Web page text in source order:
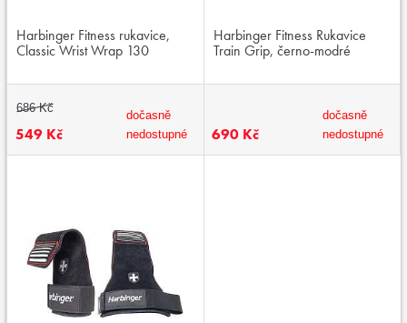
Harbinger Fitness rukavice,
Classic Wrist Wrap 130
686 Kč
549 Kč
dočasně
nedostupné
Harbinger Fitness Rukavice
Train Grip, černo-modré
690 Kč
dočasně
nedostupné